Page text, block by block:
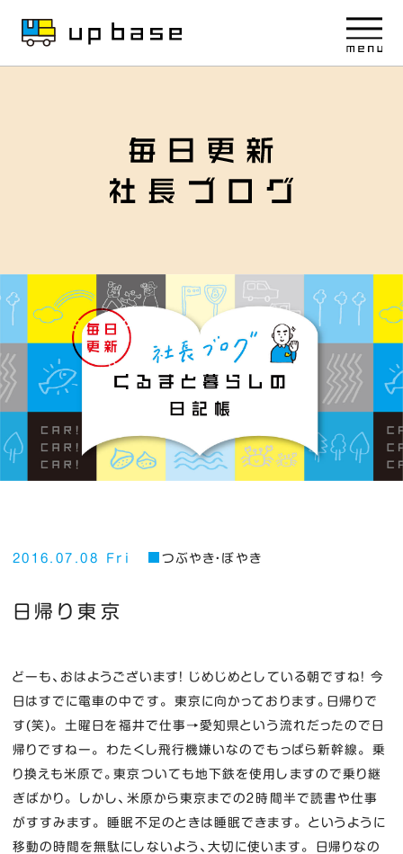
2016.07.08 Fri つぶやき・ぼやき
日帰り東京
どーも、おはようございます！ じめじめとしている朝ですね！ 今
日はすでに電車の中です。 東京に向かっております。日帰りで
す(笑)。 土曜日を福井で仕事→愛知県という流れだったので日
帰りですねー。 わたくし飛行機嫌いなのでもっぱら新幹線。 乗
り換えも米原で。東京ついても地下鉄を使用しますので乗り継
ぎばかり。 しかし、米原から東京までの２時間半で読書や仕事
がすすみます。 睡眠不足のときは睡眠できます。 というように
移動の時間を無駄にしないよう、大切に使います。 日帰りなの